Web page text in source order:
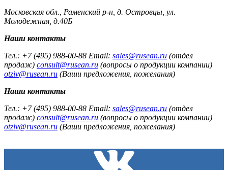
Московская обл., Раменский р-н, д. Островцы, ул.
Молодежная, д.40Б
Наши контакты
Тел.: +7 (495) 988-00-88 Email: sales@rusean.ru (отдел
продаж) consult@rusean.ru (вопросы о продукции компании)
otziv@rusean.ru (Ваши предложения, пожелания)
Наши контакты
Тел.: +7 (495) 988-00-88 Email: sales@rusean.ru (отдел
продаж) consult@rusean.ru (вопросы о продукции компании)
otziv@rusean.ru (Ваши предложения, пожелания)